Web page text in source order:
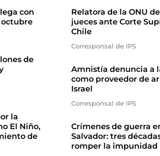
con
octubre
de
la
El Niño,
de
Relatora de la ONU
jueces ante Corte
Chile
Corresponsal de IPS
Amnistía denuncia a
como proveedor de
Israel
Corresponsal de IPS
Crímenes de guerra
Salvador: tres
romper la impunidad